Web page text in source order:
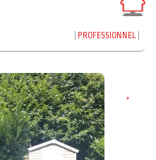
PROFESSIONNEL